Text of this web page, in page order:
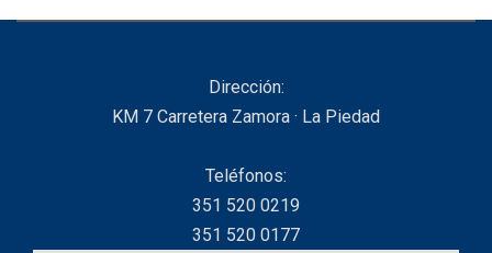
Dirección:
KM 7 Carretera Zamora · La Piedad
Teléfonos:
351 520 0219
351 520 0177